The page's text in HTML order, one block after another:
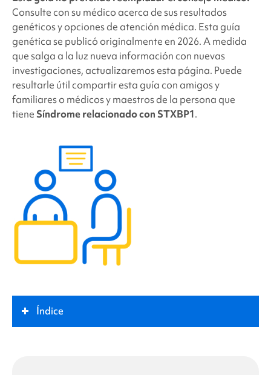
Consulte con su médico acerca de sus resultados
genéticos y opciones de atención médica. Esta guía
genética se publicó originalmente en 2026. A medida
que salga a la luz nueva información con nuevas
investigaciones, actualizaremos esta página. Puede
resultarle útil compartir esta guía con amigos y
familiares o médicos y maestros de la persona que
tiene Síndrome relacionado con STXBP1.
Índice